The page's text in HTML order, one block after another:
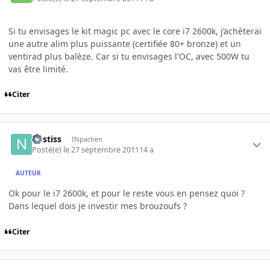
Si tu envisages le kit magic pc avec le core i7 2600k, j’achèterai
une autre alim plus puissante (certifiée 80+ bronze) et un
ventirad plus balèze. Car si tu envisages l'OC, avec 500W tu
vas être limité.
Citer
nostiss INpactien
Posté(e) le 27 septembre 201114 a
AUTEUR
Ok pour le i7 2600k, et pour le reste vous en pensez quoi ?
Dans lequel dois je investir mes brouzoufs ?
Citer